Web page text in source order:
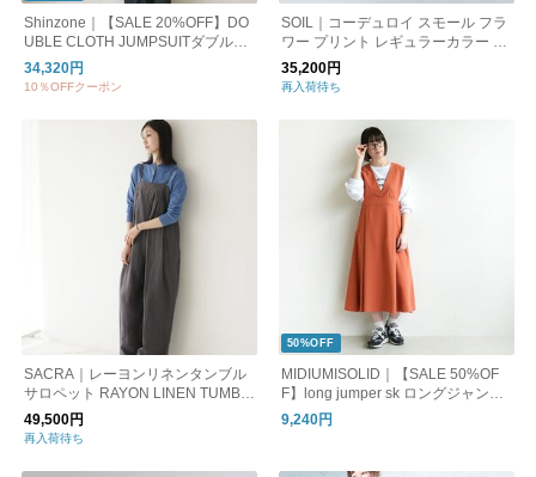
Shinzone｜【SALE 20%OFF】DO
UBLE CLOTH JUMPSUITダブルク
ロスジャンプスーツ オールインワ
ン 半袖 パンツ 26smspa06
34,320円
10％OFFクーポン
SOIL｜コーデュロイ スモール フラ
ワー プリント レギュラーカラー オ
ーバーオール nsl22552-yh
35,200円
再入荷待ち
SACRA｜レーヨンリネンタンブル
サロペット RAYON LINEN TUMBL
E SALOPETTE キャミソール オー
ルインワン オーバーオール 125109
49,500円
再入荷待ち
50%OFF
MIDIUMISOLID｜【SALE 50%OF
F】long jumper sk ロングジャンパ
ースカート Vネック スカート 1-152
074
9,240円